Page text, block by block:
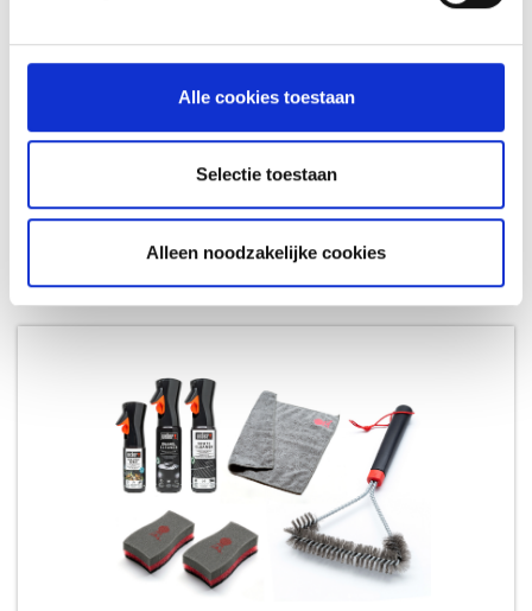
Alle cookies toestaan
Selectie toestaan
Alleen noodzakelijke cookies